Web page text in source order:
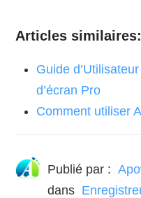
Articles similaires:
Guide
d’écran Pro
Comment utiliser
Publié par :
dans